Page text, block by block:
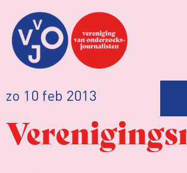
zo 10 feb 2013